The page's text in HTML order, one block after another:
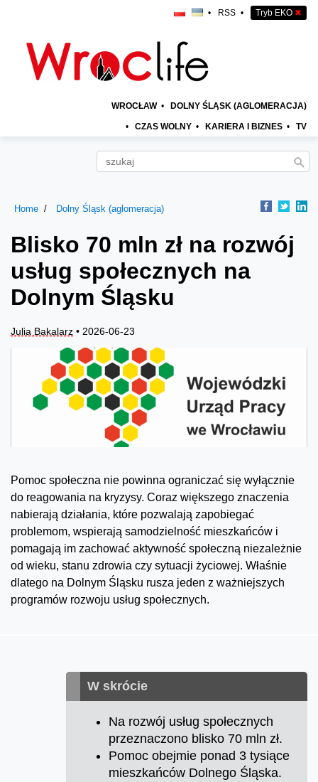
• RSS • Tryb EKO ✖
WROCŁAW • DOLNY ŚLĄSK (AGLOMERACJA)
• CZAS WOLNY • KARIERA I BIZNES • TV
Home Dolny Śląsk (aglomeracja)
Blisko 70 mln zł na rozwój
usług społecznych na
Dolnym Śląsku
Julia Bakalarz • 2026-06-23
Pomoc społeczna nie powinna ograniczać się wyłącznie
do reagowania na kryzysy. Coraz większego znaczenia
nabierają działania, które pozwalają zapobiegać
problemom, wspierają samodzielność mieszkańców i
pomagają im zachować aktywność społeczną niezależnie
od wieku, stanu zdrowia czy sytuacji życiowej. Właśnie
dlatego na Dolnym Śląsku rusza jeden z ważniejszych
programów rozwoju usług społecznych.
W skrócie
Na rozwój usług społecznych
przeznaczono blisko 70 mln zł.
Pomoc obejmie ponad 3 tysiące
mieszkańców Dolnego Śląska.